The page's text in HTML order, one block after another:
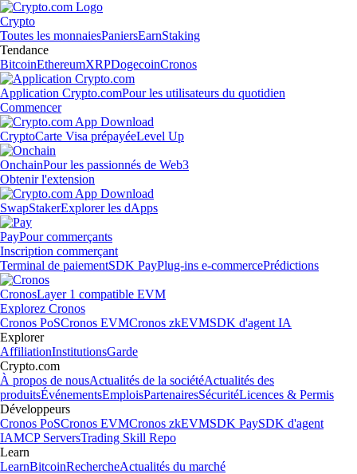
Crypto
Toutes les monnaiesPaniersEarnStaking
Tendance
BitcoinEthereumXRPDogecoinCronos
Application Crypto.comPour les utilisateurs du quotidien
Commencer
CryptoCarte Visa prépayéeLevel Up
OnchainPour les passionnés de Web3
Obtenir l'extension
SwapStakerExplorer les dApps
PayPour commerçants
Inscription commerçant
Terminal de paiementSDK PayPlug-ins e-commercePrédictions
CronosLayer 1 compatible EVM
Explorez Cronos
Cronos PoSCronos EVMCronos zkEVMSDK d'agent IA
Explorer
AffiliationInstitutionsGarde
Crypto.com
À propos de nousActualités de la sociétéActualités des
produitsÉvénementsEmploisPartenairesSécuritéLicences & Permis
Développeurs
Cronos PoSCronos EVMCronos zkEVMSDK PaySDK d'agent
IAMCP ServersTrading Skill Repo
Learn
LearnBitcoinRechercheActualités du marché